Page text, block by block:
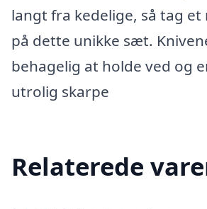
langt fra kedelige, så tag
på dette unikke sæt.
behagelig at holde ved og
utrolig skarpe
Relaterede